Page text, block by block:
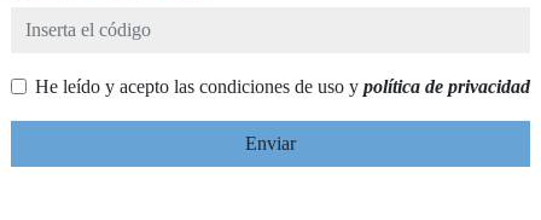
He leído y acepto las condiciones de uso y política de privacidad
Enviar